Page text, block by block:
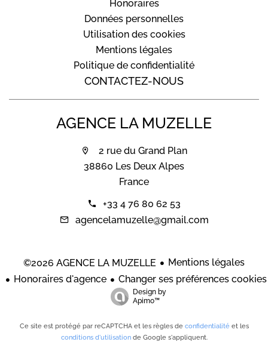
Honoraires
Données personnelles
Utilisation des cookies
Mentions légales
Politique de confidentialité
CONTACTEZ-NOUS
AGENCE LA MUZELLE
2 rue du Grand Plan
38860 Les Deux Alpes
France
+33 4 76 80 62 53
agencelamuzelle@gmail.com
©2026 AGENCE LA MUZELLE
Mentions légales
Honoraires d'agence
Changer ses préférences cookies
Design by
Apimo™
Ce site est protégé par reCAPTCHA et les règles de confidentialitéet les
conditions d'utilisationde Google s'appliquent.